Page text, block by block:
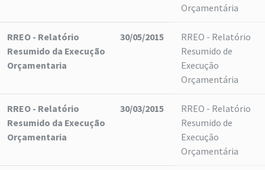
Orçamentária
RREO - Relatório
Resumido da Execução
Orçamentaria
30/05/2015
RREO - Relatório
Resumido de
Execução
Orçamentária
RREO - Relatório
Resumido da Execução
Orçamentaria
30/03/2015
RREO - Relatório
Resumido de
Execução
Orçamentária